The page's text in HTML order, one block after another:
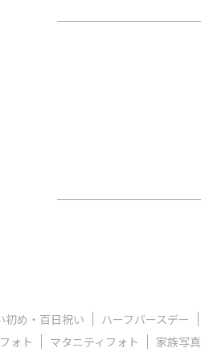
初め・百日祝い ハーフバースデー
ォト マタニティフォト 家族写真